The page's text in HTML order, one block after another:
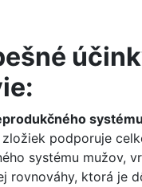
podporuje
systému mužov,
rovnováhy, ktorá je